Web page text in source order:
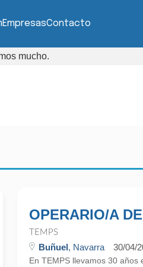
EmpresasContacto
mucho.
OPERARIO/A
TEMPS
Buñuel, Navarra 30/04/
En TEMPS llevamos 30